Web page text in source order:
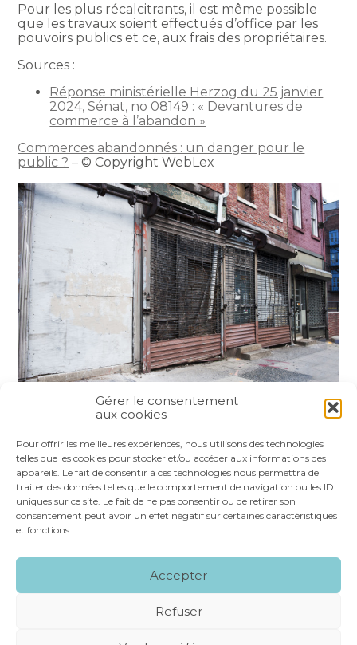
Gérer le consentement
aux cookies
Pour offrir les meilleures expériences, nous utilisons des technologies
telles que les cookies pour stocker et/ou accéder aux informations des
appareils. Le fait de consentir à ces technologies nous permettra de
traiter des données telles que le comportement de navigation ou les ID
uniques sur ce site. Le fait de ne pas consentir ou de retirer son
consentement peut avoir un effet négatif sur certaines caractéristiques
et fonctions.
Accepter
Refuser
Pour les plus récalcitrants, il est même possible
que les travaux soient effectués d’office par les
pouvoirs publics et ce, aux frais des propriétaires.
Sources :
Réponse ministérielle Herzog du 25 janvier
2024, Sénat, no 08149 : « Devantures de
commerce à l’abandon »
Commerces abandonnés : un danger pour le
public ? – © Copyright WebLex
FaceBook
TwitterLinkedIn
Footer
NOS SERVICES
NOS SPÉCIALITÉS
RECRUTEMENT CONTACT